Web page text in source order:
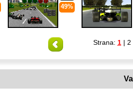
49%
Strana: 1| 2